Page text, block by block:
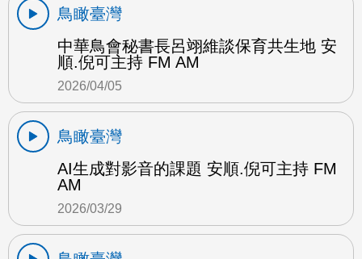
鳥瞰臺灣
中華鳥會秘書長呂翊維談保育共生地 安
順.倪可主持 FM AM
2026/04/05
鳥瞰臺灣
AI生成對影音的課題 安順.倪可主持 FM
AM
2026/03/29